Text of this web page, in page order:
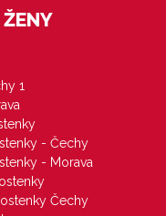
1
- Čechy
- Morava
Čechy